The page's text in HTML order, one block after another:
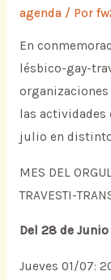
agenda/ Por
En
lésbico-gay-
organizaciones
las
julio en
MES DEL
TRAVESTI-
Del 28 de
Jueves 01/07: